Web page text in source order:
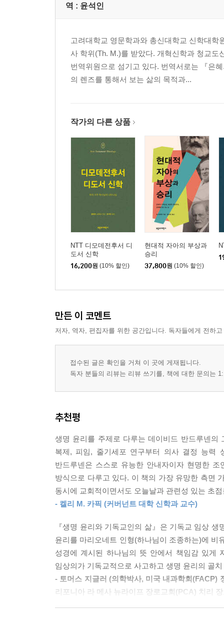
역 : 윤석인
고려대학교 영문학과와 총신대학교 신학대
사 학위(Th. M.)를 받았다. 개혁신학과 청교
번역위원으로 섬기고 있다. 번역서로는 『은
의 렌즈를 통해서 보는 삶의 목적과...
작가의 다른 상품
NTT 디모데전후서 디
도서 신학
16,200원 (10% 할인)
현대적 자아의 부상과
승리
37,800원 (10% 할인)
만든 이 코멘트
저자, 역자, 편집자를 위한 공간입니다. 독자들에게 전하
접수된 글은 확인을 거쳐 이 곳에 게재됩니다.
독자 분들의 리뷰는 리뷰 쓰기를, 책에 대한 문의는
추천평
생명 윤리를 주제로 다루는 데이비드 반드루넨
복제, 피임, 줄기세포 연구부터 의사 결정 능력
반드루넨은 스스로 유능한 안내자이자 현명한
방식으로 다루고 있다. 이 책의 가장 유망한 측면
동시에 교회적이면서도 오늘날과 관련성 있는 초
- 켈리 M. 카픽 (커버넌트 대학 신학과 교수)
『생명 윤리와 기독교인의 삶』은 기독교 임상
윤리를 마리오네트 인형(하나님이 조종하는)에
성경에 계시된 하나님의 뜻 안에서 책임감 있게
임상의가 기독교적으로 사고하고 생명 윤리의 골
- 토머스 지글러 (의학박사, 미국 내과학회(FACP)
리포니아 라 메사 뉴라이프 장로교회(PCA) 치리